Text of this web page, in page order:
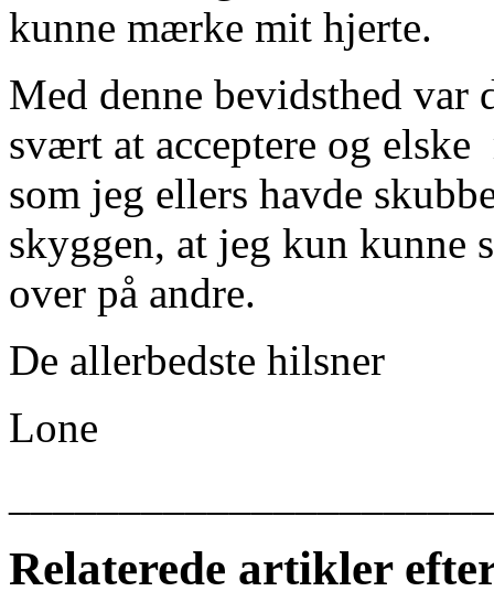
kunne mærke mit hjerte.
Med denne bevidsthed
svært at acceptere og
som jeg ellers havde
skyggen, at jeg kun kunne
over på andre.
De allerbedste hilsner
Lone
Relaterede artikler